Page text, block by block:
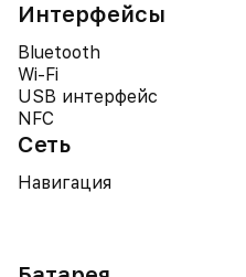
Интерфейсы
Bluetooth
Wi-Fi
USB интерфейс
NFC
Сеть
Навигация